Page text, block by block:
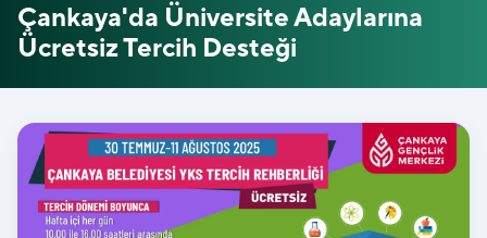
Çankaya'da Üniversite Adaylarına
Ücretsiz Tercih Desteği